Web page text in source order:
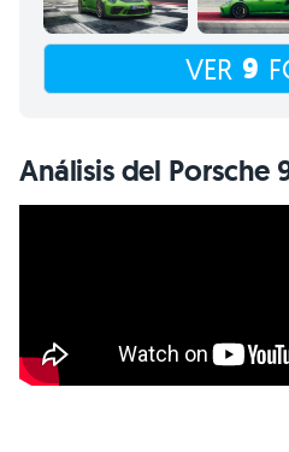
VER 9
Análisis del Porsche